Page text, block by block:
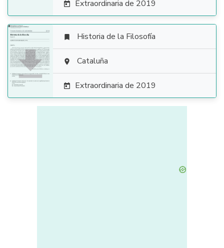
 Extraordinaria de 2019

 Historia de la Filosofía
 Cataluña
 Extraordinaria de 2019